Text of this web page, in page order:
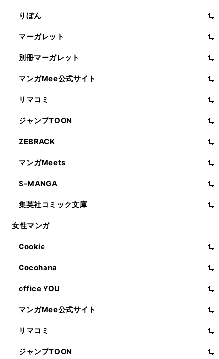
開
く
ウ
で
開
く
ン
ド
ウ
で
開
く
ウ
ィ
ン
ド
ウ
で
開
く
りぼん
新
し
い
ウ
ィ
ン
ド
ウ
で
開
く
マーガレット
新
し
い
ウ
ィ
ン
ド
ウ
で
開
く
別冊マーガレット
新
し
い
ウ
ィ
ン
ド
ウ
で
開
く
マンガMee公式サイト
新
し
い
ウ
ィ
ン
ド
ウ
で
開
く
リマコミ
新
し
い
ウ
ィ
ン
ド
ウ
で
開
く
ジャンプTOON
新
し
い
ウ
ィ
ン
ド
ウ
で
開
ZEBRACK
新
し
い
ウ
ィ
ン
ド
ウ
開
く
マンガMeets
新
し
い
ウ
ィ
ン
ウ
で
開
く
S-MANGA
新
し
い
ウ
ン
ド
ウ
で
開
く
集英社コミック文庫
新
し
ウ
ィ
ン
ド
ウ
で
開
く
女性マンガ
Cookie
新
し
い
ウ
ィ
ン
ド
ウ
で
開
く
Cocohana
新
し
い
ウ
ィ
ン
ド
ウ
で
office YOU
新
し
い
ウ
ィ
ン
ド
マンガMee公式サイト
新
し
い
ウ
ィ
リマコミ
新
し
い
ジャンプTOON 新